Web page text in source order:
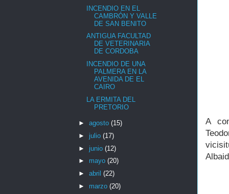
A
INCENDIO EN EL
CAMBRÓN Y VALLE
DE SAN BENITO
ANTIGUA FACULTAD
DE VETERINARIA
DE CORDOBA
INCENDIO DE UNA
PALMERA EN LA
AVENIDA DE EL
CAIRO
LA ERMITA DEL
PRETORIO
► agosto (15)
► julio (17)
► junio (12)
► mayo (20)
► abril (22)
► marzo (20)